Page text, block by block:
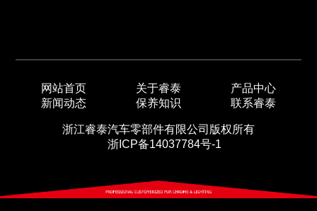
网站首页 关于睿泰
产品中心
新闻动态
保养知识 联系睿泰
浙江睿泰汽车零部件有限公司版权所有
浙ICP备14037784号-1